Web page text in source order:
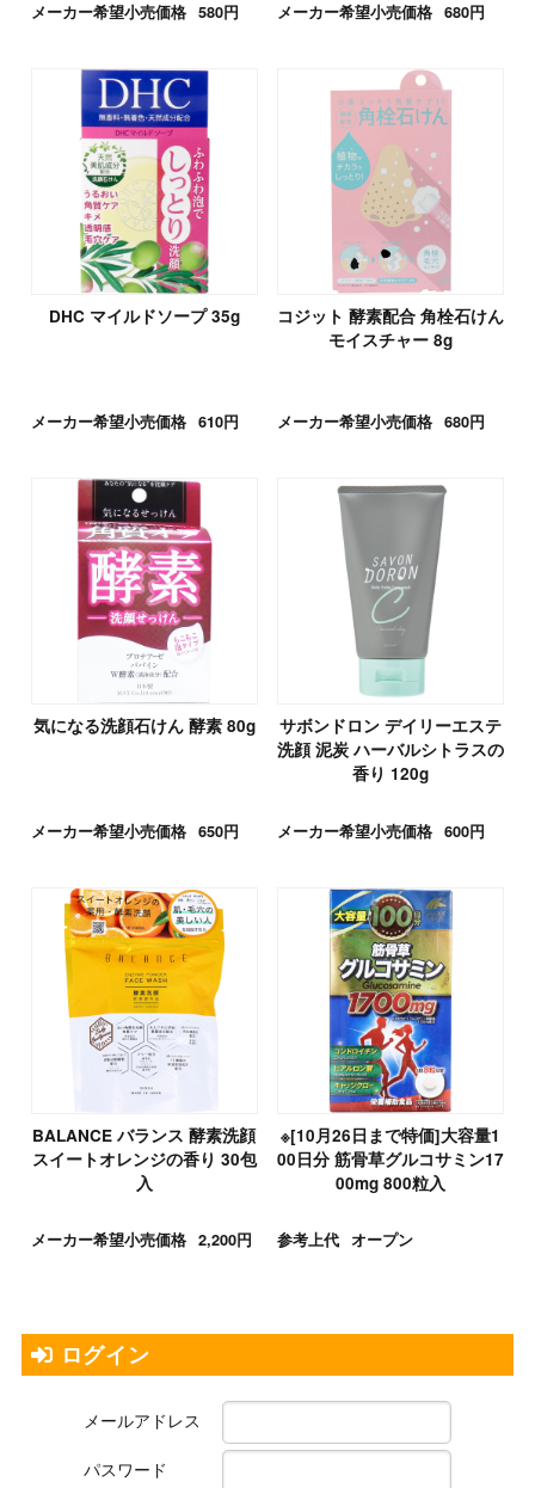
メーカー希望小売価格 580円 メーカー希望小売価格 680円
DHC マイルドソープ 35g
メーカー希望小売価格 610円
コジット 酵素配合 角栓石けん
モイスチャー 8g
メーカー希望小売価格 680円
気になる洗顔石けん 酵素 80g
メーカー希望小売価格 650円
サボンドロン デイリーエステ
洗顔 泥炭 ハーバルシトラスの
香り 120g
メーカー希望小売価格 600円
BALANCE バランス 酵素洗顔
スイートオレンジの香り 30包
入
メーカー希望小売価格 2,200円
※[10月26日まで特価]大容量1
00日分 筋骨草グルコサミン17
00mg 800粒入
参考上代 オープン
ログイン
メールアドレス
パスワード